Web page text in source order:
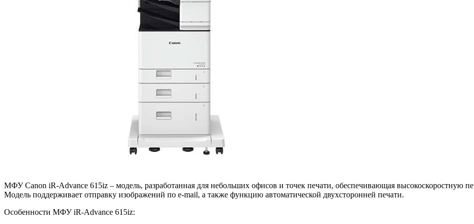
МФУ Canon iR-Advance 615iz – модель, разработанная для небольших офисов и точек печати, обеспечивающая высокоскоростную
Модель поддерживает отправку изображений по e-mail, а также функцию автоматической двухсторонней печати.
Особенности МФУ iR-Advance 615iz: